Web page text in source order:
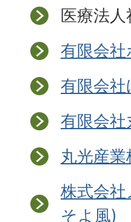
医療法
有限会
有限会社
有限会社
丸光産
株式会
そよ風)